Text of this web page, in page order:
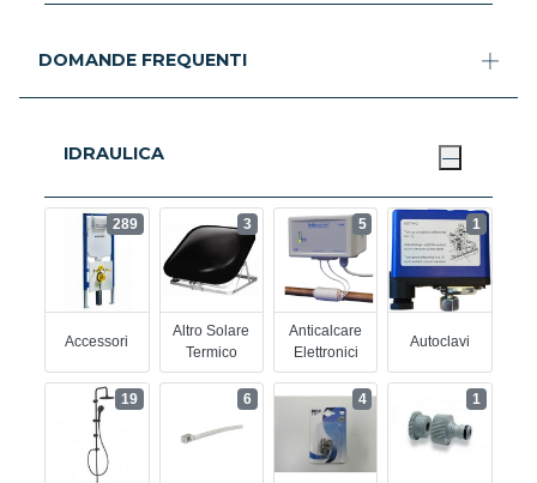
DOMANDE FREQUENTI
IDRAULICA
Accessori
289
Altro Solare
Termico
3
Anticalcare
Elettronici
5
Autoclavi
1
19 6 4 1